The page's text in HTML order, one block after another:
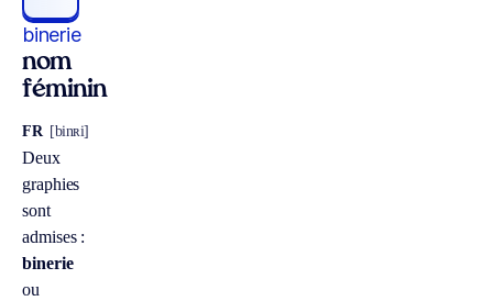
binerie
nom
féminin
FR [binʀi]
Deux
graphies
sont
admises :
binerie
ou